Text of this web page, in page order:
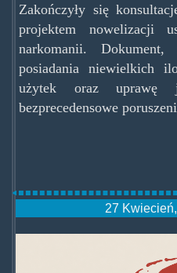
Zakończyły się
projektem nowelizacji
narkomanii. Dokument,
posiadania niewielkich
użytek oraz uprawę
bezprecedensowe
27